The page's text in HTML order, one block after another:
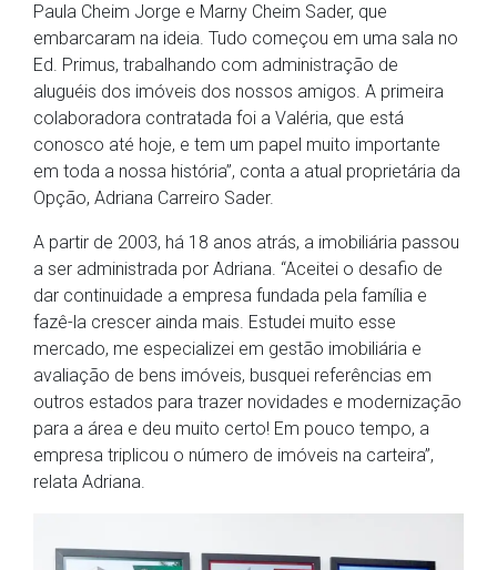
Paula Cheim Jorge e Marny Cheim Sader, que
embarcaram na ideia. Tudo começou em uma sala no
Ed. Primus, trabalhando com administração de
aluguéis dos imóveis dos nossos amigos. A primeira
colaboradora contratada foi a Valéria, que está
conosco até hoje, e tem um papel muito importante
em toda a nossa história”, conta a atual proprietária da
Opção, Adriana Carreiro Sader.
A partir de 2003, há 18 anos atrás, a imobiliária passou
a ser administrada por Adriana. “Aceitei o desafio de
dar continuidade a empresa fundada pela família e
fazê-la crescer ainda mais. Estudei muito esse
mercado, me especializei em gestão imobiliária e
avaliação de bens imóveis, busquei referências em
outros estados para trazer novidades e modernização
para a área e deu muito certo! Em pouco tempo, a
empresa triplicou o número de imóveis na carteira”,
relata Adriana.